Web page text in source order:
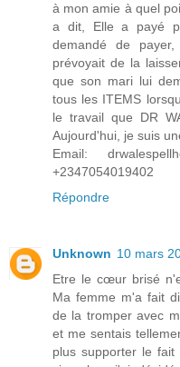
à mon amie à quel
a dit, Elle a payé
demandé de
prévoyait de la
que son mari lui
tous les ITEMS
le travail que DR
Aujourd'hui, je suis
Email:
+2347054019402
Répondre
Unknown 10 mars
Etre le cœur brisé
Ma femme m'a fait
de la tromper avec
et me sentais
plus supporter le